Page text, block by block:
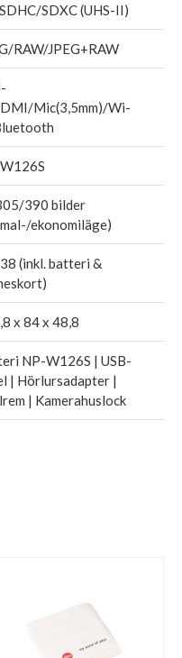
SDXC (UHS-II)
RAW/JPEG+RAW
Mic(3,5mm)/Wi-
390 bilder
ekonomiläge)
(inkl. batteri &
x 84 x 48,8
NP-W126S | USB-
| Hörlursadapter |
| Kamerahuslock